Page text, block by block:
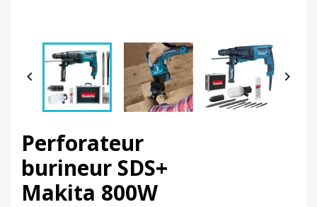
 
Perforateur
burineur SDS+
Makita 800W